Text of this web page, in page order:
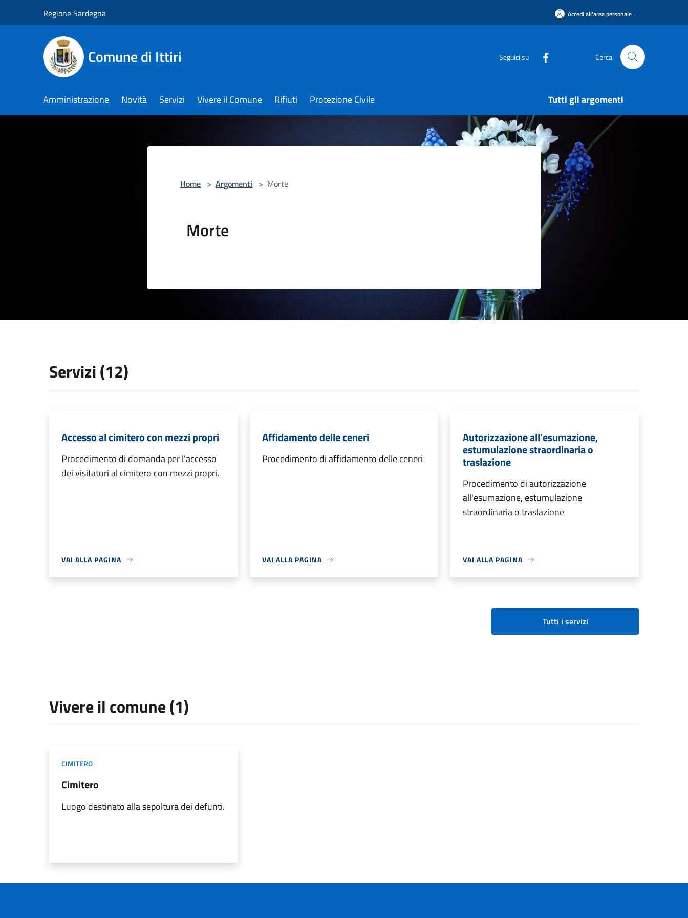
Regione Sardegna Accedi all'area personale
Comune di Ittiri Seguici su Cerca
Amministrazione Novità Servizi Vivere il Comune Rifiuti Protezione Civile Tutti gli argomenti
Home > Argomenti > Morte
Morte
Servizi (12)
Accesso al cimitero con mezzi propri
Procedimento di domanda per l'accesso
dei visitatori al cimitero con mezzi propri.
VAI ALLA PAGINA
Affidamento delle ceneri
Procedimento di affidamento delle ceneri
VAI ALLA PAGINA
Autorizzazione all'esumazione,
estumulazione straordinaria o
traslazione
Procedimento di autorizzazione
all'esumazione, estumulazione
straordinaria o traslazione
VAI ALLA PAGINA
Tutti i servizi
Vivere il comune (1)
CIMITERO
Cimitero
Luogo destinato alla sepoltura dei defunti.